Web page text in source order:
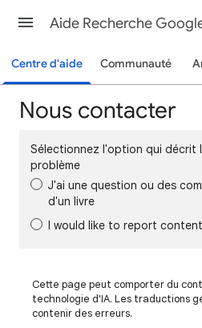
Aide Recherche
Centre d'aide Communauté
Nous contacter
Sélectionnez l'option qui décrit
problème
J'ai une question ou des
d'un livre
I would like to report
Cette page peut comporter du
technologie d'IA. Les traductions
contenir des erreurs.